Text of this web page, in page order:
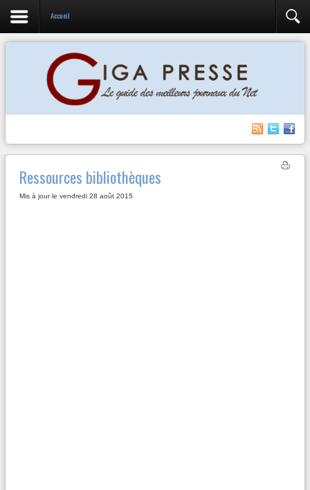
Accueil
Ressources bibliothèques
Mis à jour le vendredi 28 août 2015